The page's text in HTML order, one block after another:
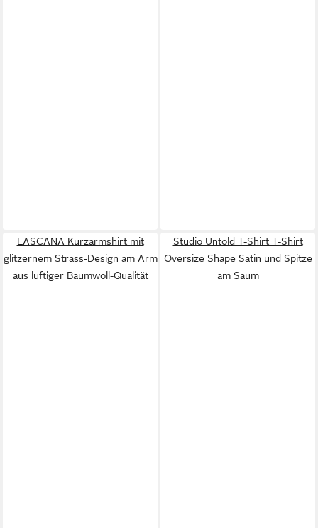
LASCANA Kurzarmshirt mit
glitzernem Strass-Design am Arm
aus luftiger Baumwoll-Qualität
Studio Untold T-Shirt T-Shirt
Oversize Shape Satin und Spitze
am Saum